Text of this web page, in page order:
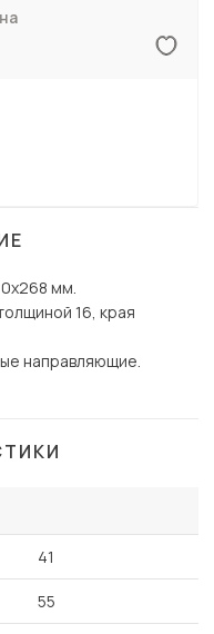
мм.
16, края
направляющие.
41
55